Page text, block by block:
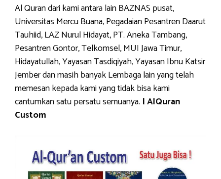
Al Quran dari kami antara lain BAZNAS pusat,
Universitas Mercu Buana, Pegadaian Pesantren Daarut
Tauhiid, LAZ Nurul Hidayat, PT. Aneka Tambang,
Pesantren Gontor, Telkomsel, MUI Jawa Timur,
Hidayatullah, Yayasan Tasdiqiyah, Yayasan Ibnu Katsir
Jember dan masih banyak Lembaga lain yang telah
memesan kepada kami yang tidak bisa kami
cantumkan satu persatu semuanya. | AlQuran
Custom